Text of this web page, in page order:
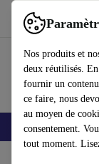
Nos produits et
deux réutilisés.
fournir un
ce faire, nous
au moyen de
consentement.
tout moment.
Utilisez
Smartphones